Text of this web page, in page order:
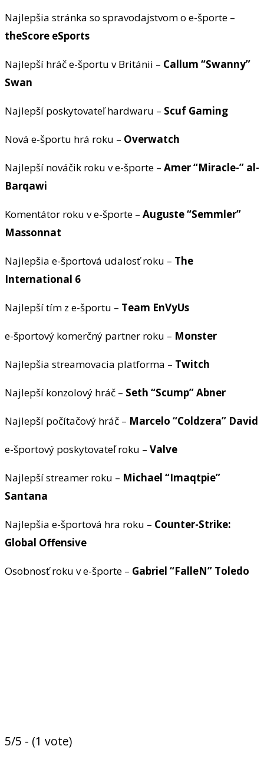
Najlepšia stránka so spravodajstvom o e-športe –
theScore eSports
Najlepší hráč e-športu v Británii – Callum “Swanny”
Swan
Najlepší poskytovateľ hardwaru – Scuf Gaming
Nová e-športu hrá roku – Overwatch
Najlepší nováčik roku v e-športe – Amer “Miracle-” al-
Barqawi
Komentátor roku v e-športe – Auguste “Semmler”
Massonnat
Najlepšia e-športová udalosť roku – The
International 6
Najlepší tím z e-športu – Team EnVyUs
e-športový komerčný partner roku – Monster
Najlepšia streamovacia platforma – Twitch
Najlepší konzolový hráč – Seth “Scump” Abner
Najlepší počítačový hráč – Marcelo “Coldzera” David
e-športový poskytovateľ roku – Valve
Najlepší streamer roku – Michael “Imaqtpie”
Santana
Najlepšia e-športová hra roku – Counter-Strike:
Global Offensive
Osobnosť roku v e-športe – Gabriel “FalleN” Toledo
5/5 - (1 vote)